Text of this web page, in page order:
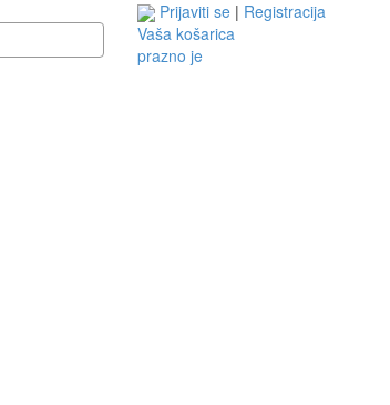
Prijaviti se | Registracija
Vaša košarica
prazno je